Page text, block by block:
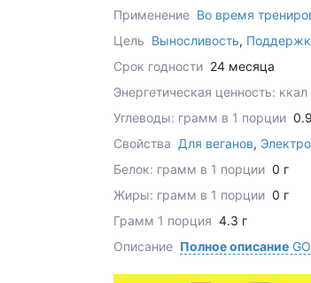
Применение Во время
Цель Выносливость,
Срок годности 24 месяца
Энергетическая ценность:
Углеводы: грамм в 1 порции
Свойства Для веганов,
Белок: грамм в 1 порции 0 г
Жиры: грамм в 1 порции 0 г
Грамм 1 порция 4.3 г
Описание Полное описание